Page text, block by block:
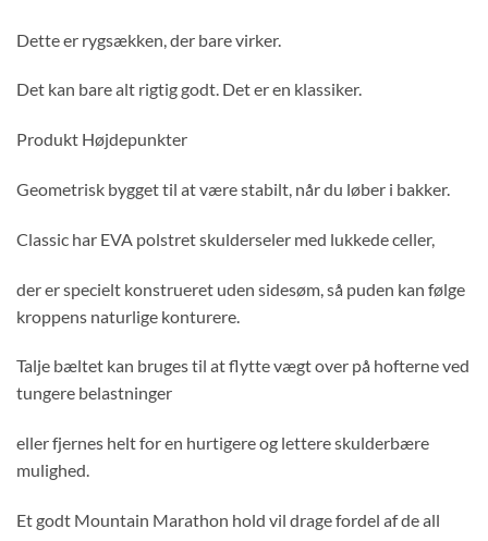
Dette er rygsækken, der bare virker.
Det kan bare alt rigtig godt. Det er en klassiker.
Produkt Højdepunkter
Geometrisk bygget til at være stabilt, når du løber i bakker.
Classic har EVA polstret skulderseler med lukkede celler,
der er specielt konstrueret uden sidesøm, så puden kan følge
kroppens naturlige konturere.
Talje bæltet kan bruges til at flytte vægt over på hofterne ved
tungere belastninger
eller fjernes helt for en hurtigere og lettere skulderbære
mulighed.
Et godt Mountain Marathon hold vil drage fordel af de all